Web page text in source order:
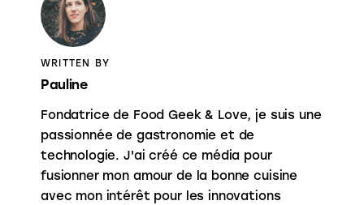
WRITTEN BY
Pauline
Fondatrice de Food Geek & Love, je suis une
passionnée de gastronomie et de
technologie. J'ai créé ce média pour
fusionner mon amour de la bonne cuisine
avec mon intérêt pour les innovations